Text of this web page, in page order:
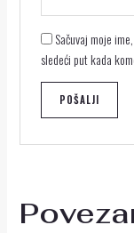
Sačuvaj moje
sledeći put kada